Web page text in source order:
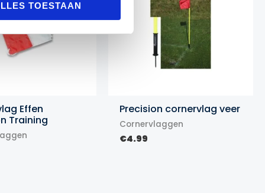
TOESTAAN
Effen
Training
Precision cornervlag veer
Cornervlaggen
€4.99